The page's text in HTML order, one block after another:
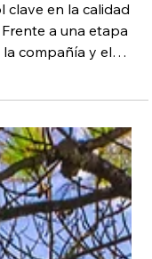
en la calidad
la compañía y el
en Montevideo
para las familias. En
importantes para
informada.